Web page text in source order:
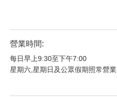
營業時間:
每日早上9:30至下午7:00
星期六,星期日及公眾假期照常營業